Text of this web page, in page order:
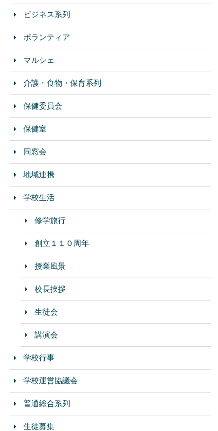
ビジネス系列
ボランティア
マルシェ
介護・食物・保育系列
保健委員会
保健室
同窓会
地域連携
学校生活
修学旅行
創立１１０周年
授業風景
校長挨拶
生徒会
講演会
学校行事
学校運営協議会
普通総合系列
生徒募集